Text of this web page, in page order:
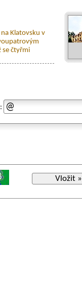
Klatovsku v
se čtyřmi
Vložit »